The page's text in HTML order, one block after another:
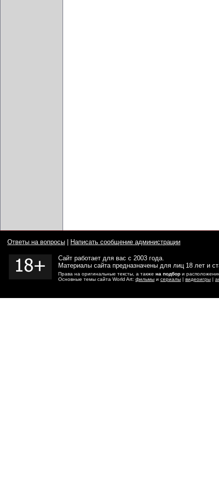
Ответы на вопросы Написать сообщение администрации
Сайт работает для вас с 2003 года.
Материалы сайта предназначены для лиц 18 лет и
Права на оригинальные тексты, а также на подбор и
Основные темы сайта World Art: фильмы и сериалы | видеоигры |